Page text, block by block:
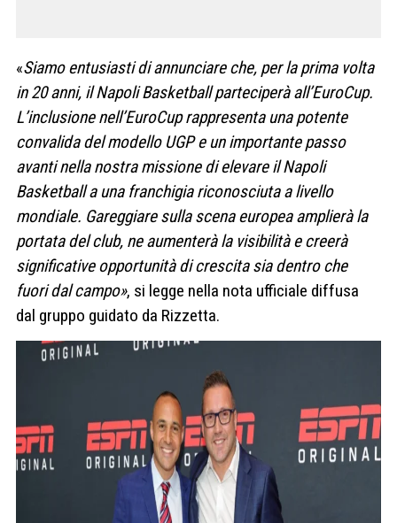
«Siamo entusiasti di annunciare che, per la prima volta
in 20 anni, il Napoli Basketball parteciperà all’EuroCup.
L’inclusione nell’EuroCup rappresenta una potente
convalida del modello UGP e un importante passo
avanti nella nostra missione di elevare il Napoli
Basketball a una franchigia riconosciuta a livello
mondiale. Gareggiare sulla scena europea amplierà la
portata del club, ne aumenterà la visibilità e creerà
significative opportunità di crescita sia dentro che
fuori dal campo», si legge nella nota ufficiale diffusa
dal gruppo guidato da Rizzetta.